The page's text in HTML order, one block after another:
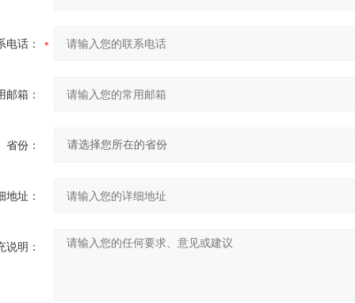
电话：
邮箱：
省份：
地址：
说明：